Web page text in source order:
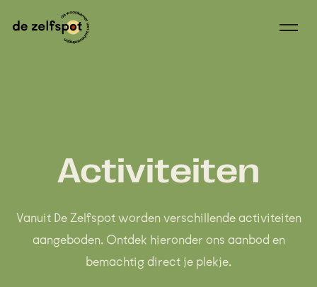
naar
Activiteiten
Vanuit De Zelfspot worden verschillende activiteiten
aangeboden. Ontdek hieronder ons aanbod en
bemachtig direct je plekje.